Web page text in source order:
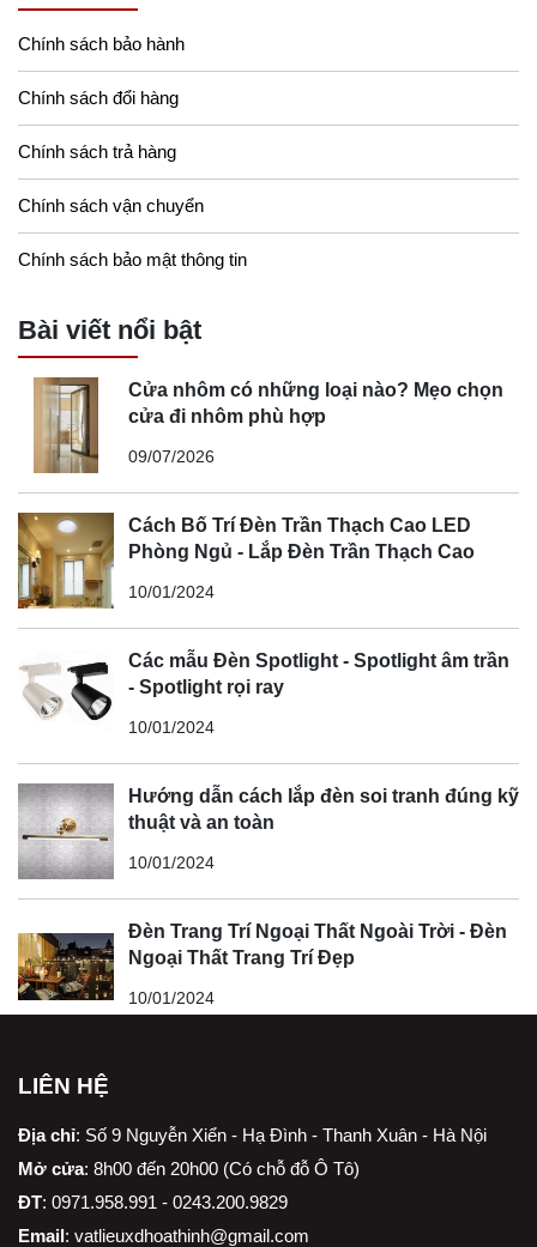
Chính sách bảo hành
Chính sách đổi hàng
Chính sách trả hàng
Chính sách vận chuyển
Chính sách bảo mật thông tin
Bài viết nổi bật
Cửa nhôm có những loại nào? Mẹo chọn
cửa đi nhôm phù hợp
09/07/2026
Cách Bố Trí Đèn Trần Thạch Cao LED
Phòng Ngủ - Lắp Đèn Trần Thạch Cao
10/01/2024
Các mẫu Đèn Spotlight - Spotlight âm trần
- Spotlight rọi ray
10/01/2024
Hướng dẫn cách lắp đèn soi tranh đúng kỹ
thuật và an toàn
10/01/2024
Đèn Trang Trí Ngoại Thất Ngoài Trời - Đèn
Ngoại Thất Trang Trí Đẹp
10/01/2024
LIÊN HỆ
Địa chỉ: Số 9 Nguyễn Xiển - Hạ Đình - Thanh Xuân - Hà Nội
Mở cửa: 8h00 đến 20h00 (Có chỗ đỗ Ô Tô)
ĐT: 0971.958.991 - 0243.200.9829
Email: vatlieuxdhoathinh@gmail.com